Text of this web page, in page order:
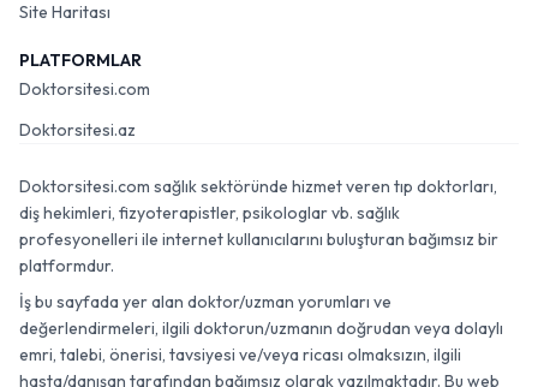
Site Haritası
PLATFORMLAR
Doktorsitesi.com
Doktorsitesi.az
Doktorsitesi.com sağlık sektöründe hizmet veren tıp doktorları,
diş hekimleri, fizyoterapistler, psikologlar vb. sağlık
profesyonelleri ile internet kullanıcılarını buluşturan bağımsız bir
platformdur.
İş bu sayfada yer alan doktor/uzman yorumları ve
değerlendirmeleri, ilgili doktorun/uzmanın doğrudan veya dolaylı
emri, talebi, önerisi, tavsiyesi ve/veya ricası olmaksızın, ilgili
hasta/danışan tarafından bağımsız olarak yazılmaktadır. Bu web